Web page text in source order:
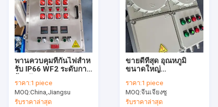
พานควบคุมที่กันไฟสําห
รับ IP66 WF2 ระดับการ
ของแผ่น 12 มม
ราคา:1 piece
MOQ:China,Jiangsu
รับราคาล่าสุด
ขายดีที่สุด อุณหภูมิ
ขนาดใหญ่
พานควบคุมการกระจาย
ที่กันระเบิดสําหรับ
โรงงานปิโตรเคมีชายฝั่ง
ราคา:1 piece
MOQ:จีนเจียงซู
รับราคาล่าสุด